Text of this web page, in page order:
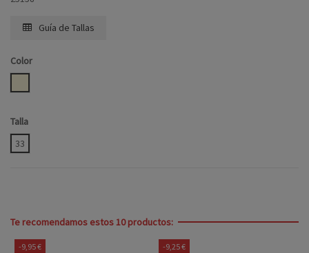
Guía de Tallas
Color
Talla
33
Te recomendamos estos 10 productos:
-9,95 € -9,25 €